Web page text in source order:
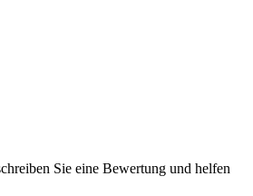
Sie eine Bewertung und helfen